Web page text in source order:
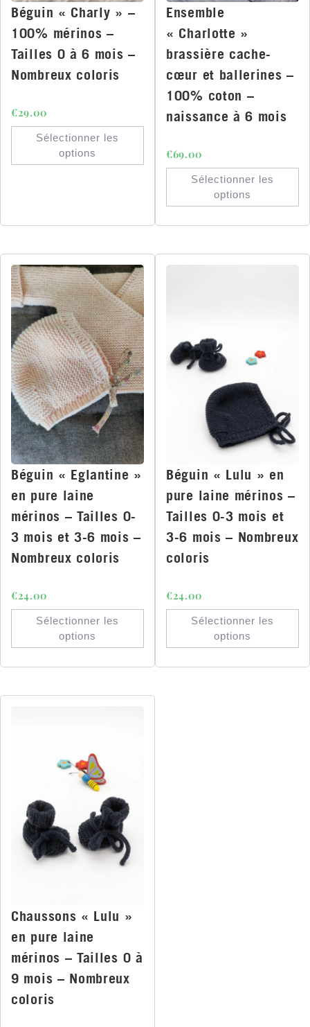
Béguin « Charly » –
100% mérinos –
Tailles 0 à 6 mois –
Nombreux coloris
€29.00
Sélectionner les
options
Ensemble
« Charlotte »
brassière cache-
cœur et ballerines –
100% coton –
naissance à 6 mois
€69.00
Sélectionner les
options
Béguin « Eglantine »
en pure laine
mérinos – Tailles 0-
3 mois et 3-6 mois –
Nombreux coloris
€24.00
Sélectionner les
options
Béguin « Lulu » en
pure laine mérinos –
Tailles 0-3 mois et
3-6 mois – Nombreux
coloris
€24.00
Sélectionner les
options
Chaussons « Lulu »
en pure laine
mérinos – Tailles 0 à
9 mois – Nombreux
coloris